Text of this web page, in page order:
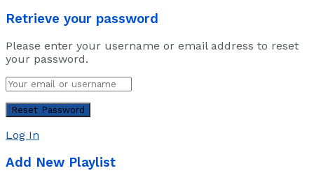
Retrieve your password
Please enter your username or email address to reset
your password.
Log In
Add New Playlist